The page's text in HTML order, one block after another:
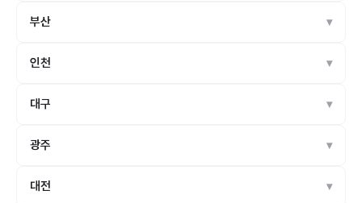
부산
인천
대구
광주
대전